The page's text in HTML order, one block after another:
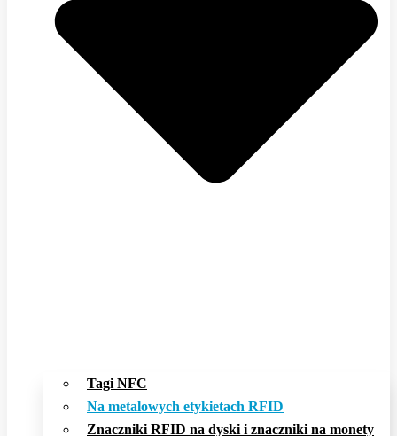
Tagi NFC
Na metalowych etykietach RFID
Znaczniki RFID na dyski i znaczniki na monety